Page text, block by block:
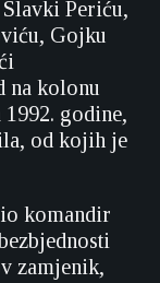
Periću,
Gojku
na kolonu
godine,
od kojih je
komandir
zamjenik,